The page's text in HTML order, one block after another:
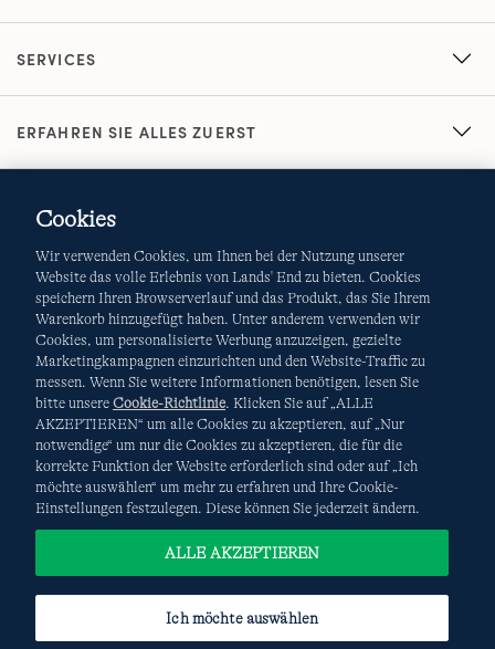
SERVICES
ERFAHREN SIE ALLES ZUERST
AGB Datenschutz & Sicherheit
Cookies-Ich möchte auswählen Site Map
Internationale Websites
Diese Website ist durch reCAPTCHA geschützt. Es gelten die
DatenschutzerklärungundNutzungsbedingungen
Google.
Cookies
Wir verwenden Cookies, um Ihnen bei der Nutzung unserer
Website das volle Erlebnis von Lands' End zu bieten. Cookies
speichern Ihren Browserverlauf und das Produkt, das Sie Ihrem
Warenkorb hinzugefügt haben. Unter anderem verwenden wir
Cookies, um personalisierte Werbung anzuzeigen, gezielte
Marketingkampagnen einzurichten und den Website-Traffic zu
messen. Wenn Sie weitere Informationen benötigen, lesen Sie
bitte unsere Cookie-Richtlinie. Klicken Sie auf „ALLE
AKZEPTIEREN“ um alle Cookies zu akzeptieren, auf „Nur
notwendige“ um nur die Cookies zu akzeptieren, die für die
korrekte Funktion der Website erforderlich sind oder auf „Ich
möchte auswählen“ um mehr zu erfahren und Ihre Cookie-
Einstellungen festzulegen. Diese können Sie jederzeit ändern.
Ich möchte auswählen
ALLE AKZEPTIEREN